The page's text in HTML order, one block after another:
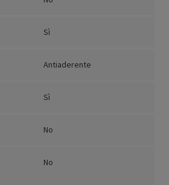
Sì
Antiaderente
Sì
No
No